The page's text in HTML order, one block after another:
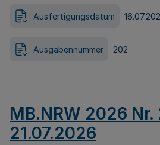
Ausfertigungsdatum
Ausgabennummer 202
MB.NRW 2026 Nr.
21.07.2026